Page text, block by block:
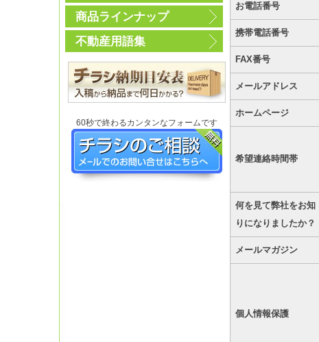
お電話番号
携帯電話番号
FAX番号
メールアドレス
ホームページ
希望連絡時間帯
何を見て弊社をお知
りになりましたか？
メールマガジン
個人情報保護
商品ラインナップ
不動産用語集
60秒で終わるカンタンなフォームです